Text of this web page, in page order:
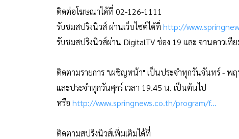
ติดต่อโฆษณาได้ที่ 02-126-1111
รับชมสปริงนิวส์ ผ่านเว็บไซต์ได้ที่ http://
รับชมสปริงนิวส์ผ่าน DigitalTV ช่อง 19 และ จานดาวเที
ติดตามรายการ "เผชิญหน้า" เป็นประจำทุกวันจันทร์ - พ
และประจำทุกวันศุกร์ เวลา 19.45 น. เป็นต้นไป
หรือ http://www.springnews.co.th/program/f...
ติดตามสปริงนิวส์เพิ่มเติมได้ที่